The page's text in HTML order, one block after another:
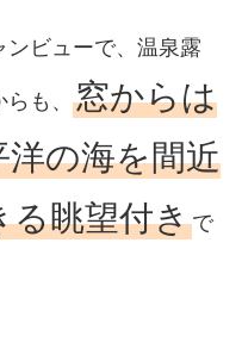
ンビューで、温泉露
も、
窓からは
洋の海を間近
る眺望付きで